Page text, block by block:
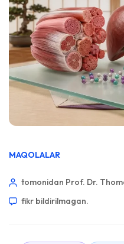
MAQOLALAR
tomonidan Prof. Dr.
fikr bildirilmagan.